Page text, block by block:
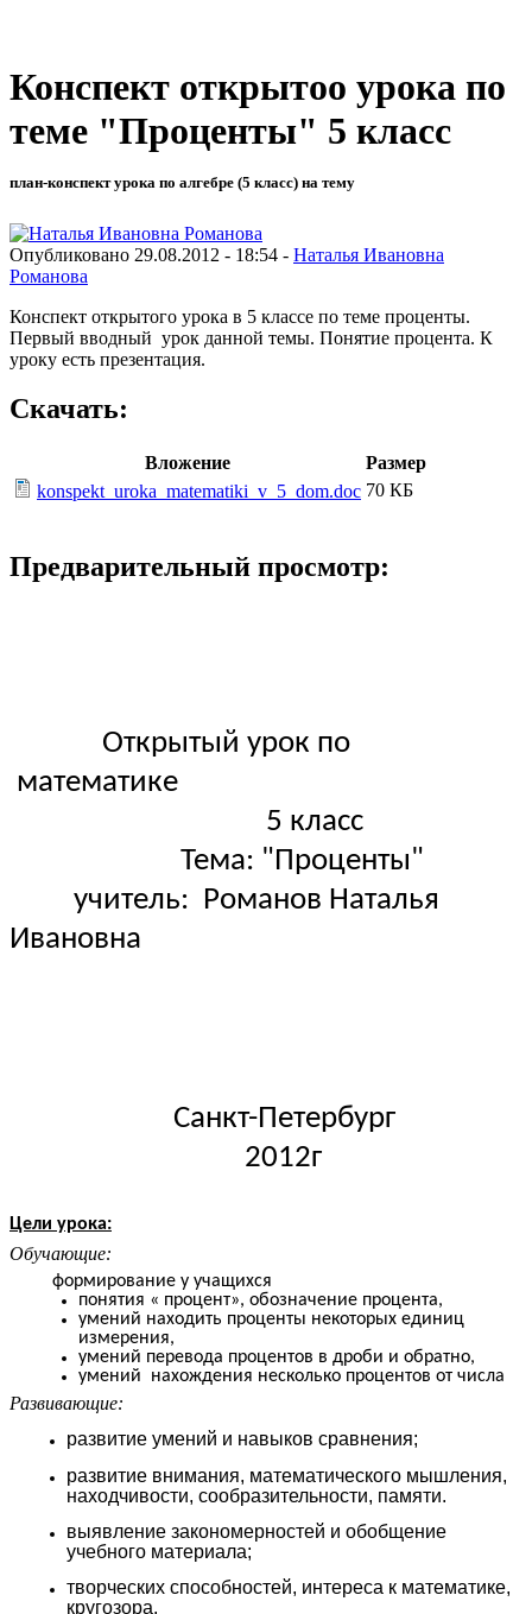
Конспект открытоо урока по
теме "Проценты" 5 класс
план-конспект урока по алгебре (5 класс) на тему
Опубликовано 29.08.2012 - 18:54 - Наталья Ивановна
Романова
Конспект открытого урока в 5 классе по теме проценты.
Первый вводный урок данной темы. Понятие процента. К
уроку есть презентация.
Скачать:
Вложение
Размер
konspekt_uroka_matematiki_v_5_dom.doc 70 КБ
Предварительный просмотр:
Открытый урок по
математике
5 класс
Тема: "Проценты"
учитель: Романов Наталья
Ивановна
Санкт-Петербург
2012г
Цели урока:
Обучающие:
формирование у учащихся
понятия « процент», обозначение процента,
умений находить проценты некоторых единиц
измерения,
умений перевода процентов в дроби и обратно,
умений нахождения несколько процентов от числа
Развивающие:
развитие умений и навыков сравнения;
развитие внимания, математического мышления,
находчивости, сообразительности, памяти.
выявление закономерностей и обобщение
учебного материала;
творческих способностей, интереса к математике,
кругозора.